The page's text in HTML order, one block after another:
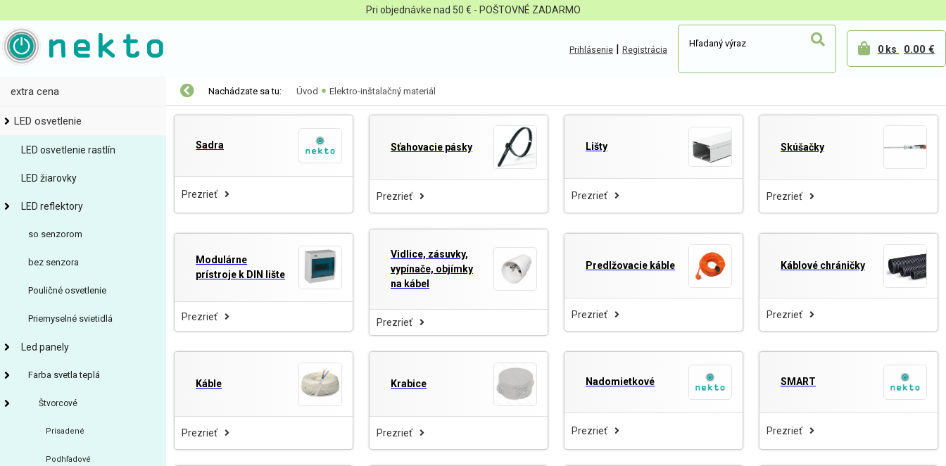
Pri objednávke nad 50 € - POŠTOVNÉ ZADARMO
Prihlásenie | Registrácia 0 ks 0.00 €
extra cena
LED osvetlenie
LED osvetlenie rastlín
LED žiarovky
LED reflektory
so senzorom
bez senzora
Pouličné osvetlenie
Priemyselné svietidlá
Led panely
Farba svetla teplá
Štvorcové
Prisadené
Podhľadové
Nachádzate sa tu: Úvod Elektro-inštalačný materiál
Sadra
Prezrieť
Sťahovacie pásky
Prezrieť
Lišty
Prezrieť
Skúšačky
Prezrieť
Modulárne
prístroje k DIN lište
Prezrieť
Vidlice, zásuvky,
vypínače, objímky
na kábel
Prezrieť
Predlžovacie káble
Prezrieť
Káblové chráničky
Prezrieť
Káble
Prezrieť
Krabice
Prezrieť
Nadomietkové
Prezrieť
SMART
Prezrieť